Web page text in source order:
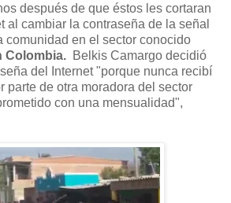
después de que éstos les cortaran
al cambiar la contraseña de la señal
comunidad en el sector conocido
Colombia. Belkis Camargo decidió
del Internet "porque nunca recibí
parte de otra moradora del sector
con una mensualidad",